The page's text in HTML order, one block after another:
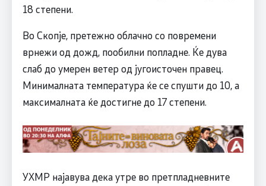
18 степени.
Во Скопје, претежно облачно со повремени
врнежи од дожд, пообилни попладне. Ќе дува
слаб до умерен ветер од југоисточен правец.
Минималната температура ќе се спушти до 10, а
максималната ќе достигне до 17 степени.
УХМР најавува дека утре во претпладневните